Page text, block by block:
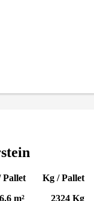
Pallet Kg / Pallet
m² 2324 Kg